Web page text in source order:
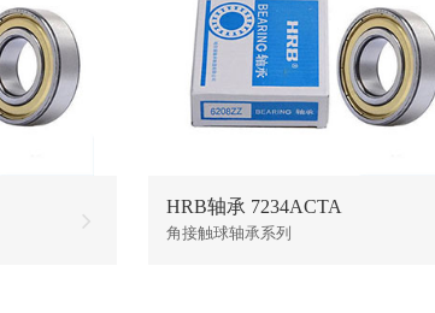
HRB轴承 7234ACTA
角接触球轴承系列